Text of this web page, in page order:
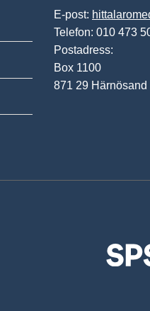
E-post:
Telefon: 010 473
Postadress:
Box 1100
871 29 Härnösand